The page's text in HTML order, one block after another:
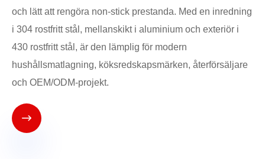
och lätt att rengöra non-stick prestanda. Med en inredning
i 304 rostfritt stål, mellanskikt i aluminium och exteriör i
430 rostfritt stål, är den lämplig för modern
hushållsmatlagning, köksredskapsmärken, återförsäljare
och OEM/ODM-projekt.
